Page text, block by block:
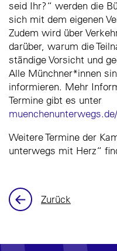
seid Ihr?“ werden die
sich mit dem eigenen
Zudem wird über
darüber, warum die
ständige Vorsicht und
Alle Münchner*innen
informieren. Mehr
Termine gibt es unter
Weitere Termine der
unterwegs mit Herz“
Zurück